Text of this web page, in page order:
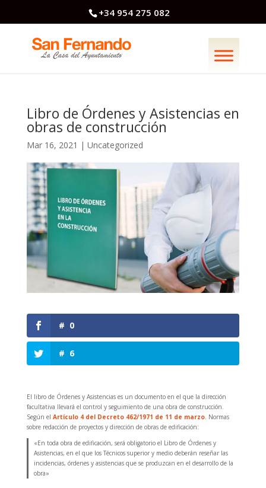
+34 954 275 082
Libro de Órdenes y Asistencias en
obras de construcción
Mar 16, 2021 | Uncategorized
# 0
# 6
El libro de Órdenes y Asistencias es un documento en el que la dirección
facultativa llevará el control y seguimiento de una obra de construcción.
Según el Artículo 4 del Decreto 462/1971 de 11 de marzo. Normas
sobre redacción de proyectos y dirección de obras de edificación:
«En toda obra de edificación, será obligatorio el Libro de Órdenes y
Asistencias, en el que los Técnicos superior y medio deberán reseñar las
incidencias, órdenes y asistencias que se produzcan en el desarrollo de la
obra»